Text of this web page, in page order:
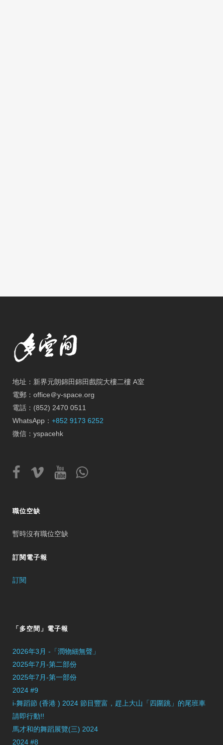
地址：新界元朗錦田錦田戲院大樓二樓 A室
電郵：office＠y-space.org
電話：(852) 2470 0511
WhatsApp： +852 9173 6252
微信：yspacehk
職位空缺
暫時沒有職位空缺
訂閱電子報
訂閱
「多空間」電子報
2026年3月 -「潤物細無聲」
2025年7月-第二部份
2025年7月-第一部份
2024 #9
i-舞蹈節 (香港 ) 2024 節目豐富，趕上大山「四圍跳」的尾班車
請即行動!!
馬才和的舞蹈展覽(三) 2024
2024 #8